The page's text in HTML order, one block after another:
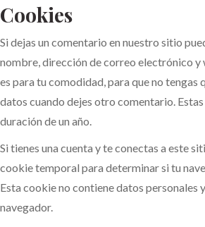
Cookies
Si dejas un comentario en nuestro sitio
nombre, dirección de correo electrónico y
es para tu comodidad, para que no tengas
datos cuando dejes otro comentario.
duración de un año.
Si tienes una cuenta y te conectas a este
cookie temporal para determinar si tu
Esta cookie no contiene datos personales
navegador.